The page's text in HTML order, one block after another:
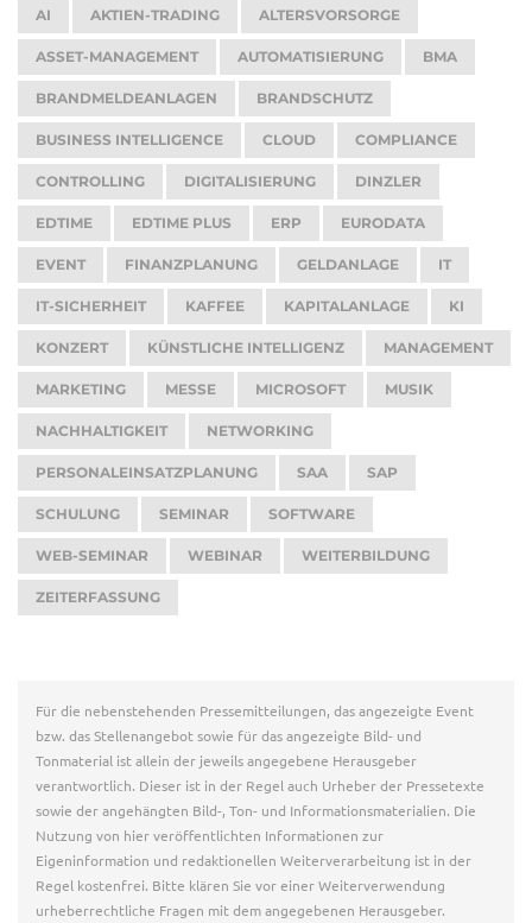
AI AKTIEN-TRADING ALTERSVORSORGE
ASSET-MANAGEMENT AUTOMATISIERUNG BMA
BRANDMELDEANLAGEN BRANDSCHUTZ
BUSINESS INTELLIGENCE CLOUD COMPLIANCE
CONTROLLING DIGITALISIERUNG DINZLER
EDTIME EDTIME PLUS ERP EURODATA
EVENT FINANZPLANUNG GELDANLAGE IT
IT-SICHERHEIT KAFFEE KAPITALANLAGE KI
KONZERT KÜNSTLICHE INTELLIGENZ MANAGEMENT
MARKETING MESSE MICROSOFT MUSIK
NACHHALTIGKEIT NETWORKING
PERSONALEINSATZPLANUNG SAA SAP
SCHULUNG SEMINAR SOFTWARE
WEB-SEMINAR WEBINAR WEITERBILDUNG
ZEITERFASSUNG
Für die nebenstehenden Pressemitteilungen, das angezeigte Event
bzw. das Stellenangebot sowie für das angezeigte Bild- und
Tonmaterial ist allein der jeweils angegebene Herausgeber
verantwortlich. Dieser ist in der Regel auch Urheber der Pressetexte
sowie der angehängten Bild-, Ton- und Informationsmaterialien. Die
Nutzung von hier veröffentlichten Informationen zur
Eigeninformation und redaktionellen Weiterverarbeitung ist in der
Regel kostenfrei. Bitte klären Sie vor einer Weiterverwendung
urheberrechtliche Fragen mit dem angegebenen Herausgeber.